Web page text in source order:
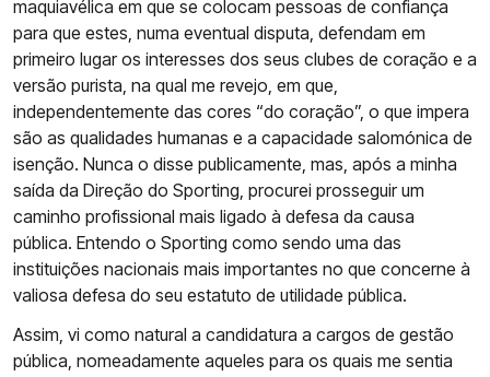
maquiavélica em que se colocam pessoas de confiança
para que estes, numa eventual disputa, defendam em
primeiro lugar os interesses dos seus clubes de coração e a
versão purista, na qual me revejo, em que,
independentemente das cores “do coração”, o que impera
são as qualidades humanas e a capacidade salomónica de
isenção. Nunca o disse publicamente, mas, após a minha
saída da Direção do Sporting, procurei prosseguir um
caminho profissional mais ligado à defesa da causa
pública. Entendo o Sporting como sendo uma das
instituições nacionais mais importantes no que concerne à
valiosa defesa do seu estatuto de utilidade pública.
Assim, vi como natural a candidatura a cargos de gestão
pública, nomeadamente aqueles para os quais me sentia